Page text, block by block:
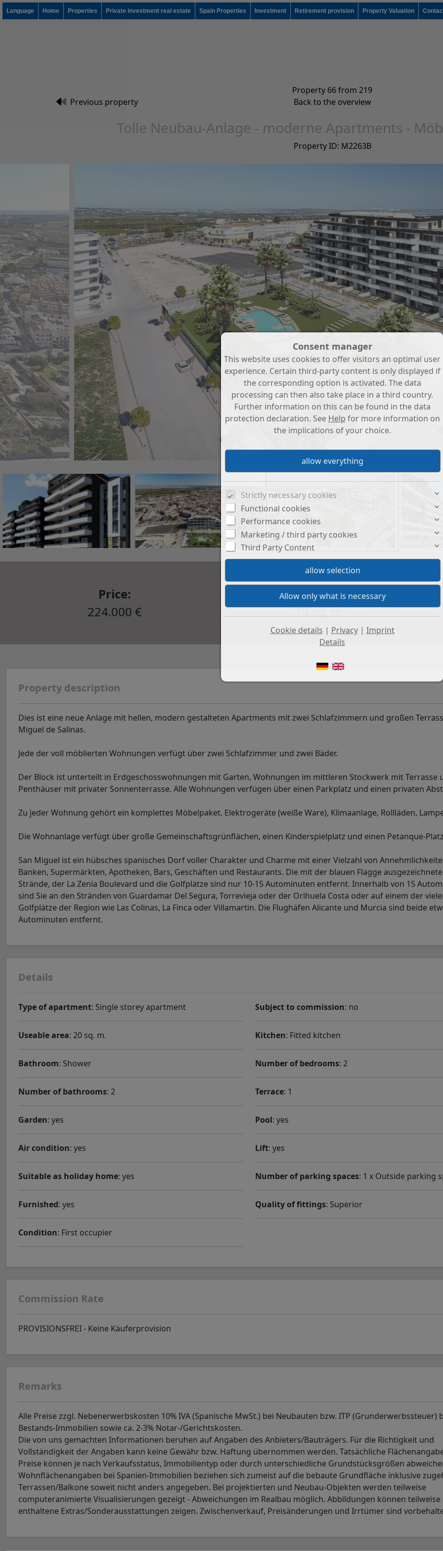
Language Home Properties Private investment real estate Spain Properties Investment Retirement provision Property Valuation
Property 66 from 219
Previous property Back to the overview
Tolle Neubau-Anlage - moderne Apartments -
Property ID: M2263B
Price:
224.000 €
Living space:
70 sq. m.
Property description
Dies ist eine neue Anlage mit hellen, modern gestalteten Apartments mit zwei Schlafzimmern und großen
Miguel de Salinas.
Jede der voll möblierten Wohnungen verfügt über zwei Schlafzimmer und zwei Bäder.
Der Block ist unterteilt in Erdgeschosswohnungen mit Garten, Wohnungen im mittleren Stockwerk mit Terrasse
Penthäuser mit privater Sonnenterrasse. Alle Wohnungen verfügen über einen Parkplatz und einen privaten
Zu jeder Wohnung gehört ein komplettes Möbelpaket, Elektrogeräte (weiße Ware), Klimaanlage, Rollläden,
Die Wohnanlage verfügt über große Gemeinschaftsgrünflächen, einen Kinderspielplatz und einen Petanque-
San Miguel ist ein hübsches spanisches Dorf voller Charakter und Charme mit einer Vielzahl von
Banken, Supermärkten, Apotheken, Bars, Geschäften und Restaurants. Die mit der blauen Flagge
Strände, der La Zenia Boulevard und die Golfplätze sind nur 10-15 Autominuten entfernt. Innerhalb von 15
sind Sie an den Stränden von Guardamar Del Segura, Torrevieja oder der Orihuela Costa oder auf einem der
Golfplätze der Region wie Las Colinas, La Finca oder Villamartin. Die Flughäfen Alicante und Murcia sind beide
Autominuten entfernt.
Details
Type of apartment: Single storey apartment Subject to commission: no
Useable area: 20 sq. m. Kitchen: Fitted kitchen
Bathroom: Shower Number of bedrooms: 2
Number of bathrooms: 2 Terrace: 1
Garden: yes Pool: yes
Air condition: yes Lift: yes
Suitable as holiday home: yes Number of parking spaces: 1 x Outside parking
Furnished: yes Quality of fittings: Superior
Condition: First occupier
Commission Rate
PROVISIONSFREI - Keine Käuferprovision
Remarks
Alle Preise zzgl. Nebenerwerbskosten 10% IVA (Spanische MwSt.) bei Neubauten bzw. ITP (Grunderwerbssteuer)
Bestands-Immobilien sowie ca. 2-3% Notar-/Gerichtskosten.
Die von uns gemachten Informationen beruhen auf Angaben des Anbieters/Bauträgers. Für die Richtigkeit und
Vollständigkeit der Angaben kann keine Gewähr bzw. Haftung übernommen werden. Tatsächliche
Preise können je nach Verkaufsstatus, Immobilientyp oder durch unterschiedliche Grundstücksgrößen
Wohnflächenangaben bei Spanien-Immobilien beziehen sich zumeist auf die bebaute Grundfläche inklusive
Terrassen/Balkone soweit nicht anders angegeben. Bei projektierten und Neubau-Objekten werden teilweise
computeranimierte Visualisierungen gezeigt - Abweichungen im Realbau möglich. Abbildungen können
enthaltene Extras/Sonderausstattungen zeigen. Zwischenverkauf, Preisänderungen und Irrtümer sind
Consent manager
This website uses cookies to offer visitors an optimal user
experience. Certain third-party content is only displayed if
the corresponding option is activated. The data
processing can then also take place in a third country.
Further information on this can be found in the data
protection declaration. See Help for more information on
the implications of your choice.
Strictly necessary cookies
Functional cookies
Performance cookies
Marketing / third party cookies
Third Party Content
Cookie details | Privacy| Imprint
Details